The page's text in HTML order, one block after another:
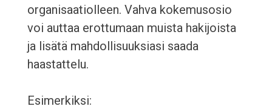
organisaatiolleen. Vahva kokemusosio
voi auttaa erottumaan muista hakijoista
ja lisätä mahdollisuuksiasi saada
haastattelu.
Esimerkiksi: